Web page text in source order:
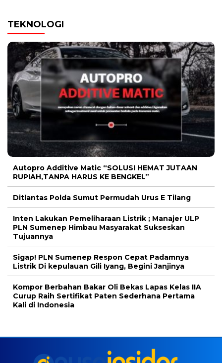
TEKNOLOGI
Autopro Additive Matic “SOLUSI HEMAT JUTAAN
RUPIAH,TANPA HARUS KE BENGKEL”
Ditlantas Polda Sumut Permudah Urus E Tilang
Inten Lakukan Pemeliharaan Listrik ; Manajer ULP
PLN Sumenep Himbau Masyarakat Sukseskan
Tujuannya
Sigap! PLN Sumenep Respon Cepat Padamnya
Listrik Di kepulauan Gili Iyang, Begini Janjinya
Kompor Berbahan Bakar Oli Bekas Lapas Kelas IIA
Curup Raih Sertifikat Paten Sederhana Pertama
Kali di Indonesia